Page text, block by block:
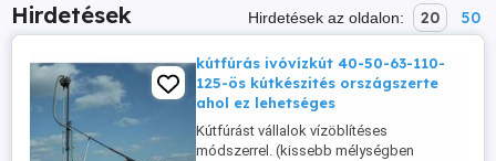
Hirdetések Hirdetések az oldalon: 20 50
kútfúrás ivóvízkút 40-50-63-110-
125-ös kútkészités országszerte
ahol ez lehetséges
Kútfúrást vállalok vízöblítéses
módszerrel. (kissebb mélységben